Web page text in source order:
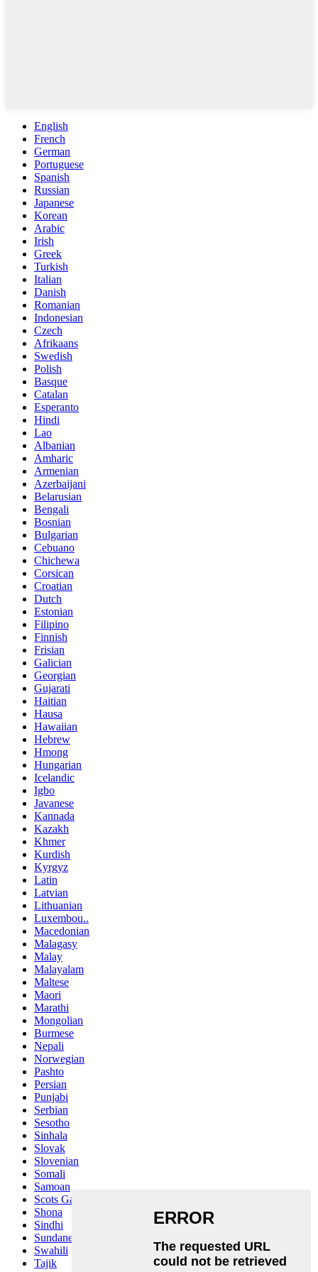
English
French
German
Portuguese
Spanish
Russian
Japanese
Korean
Arabic
Irish
Greek
Turkish
Italian
Danish
Romanian
Indonesian
Czech
Afrikaans
Swedish
Polish
Basque
Catalan
Esperanto
Hindi
Lao
Albanian
Amharic
Armenian
Azerbaijani
Belarusian
Bengali
Bosnian
Bulgarian
Cebuano
Chichewa
Corsican
Croatian
Dutch
Estonian
Filipino
Finnish
Frisian
Galician
Georgian
Gujarati
Haitian
Hausa
Hawaiian
Hebrew
Hmong
Hungarian
Icelandic
Igbo
Javanese
Kannada
Kazakh
Khmer
Kurdish
Kyrgyz
Latin
Latvian
Lithuanian
Luxembou..
Macedonian
Malagasy
Malay
Malayalam
Maltese
Maori
Marathi
Mongolian
Burmese
Nepali
Norwegian
Pashto
Persian
Punjabi
Serbian
Sesotho
Sinhala
Slovak
Slovenian
Somali
Samoan
Scots Gaelic
Shona
Sindhi
Sundanese
Swahili
Tajik